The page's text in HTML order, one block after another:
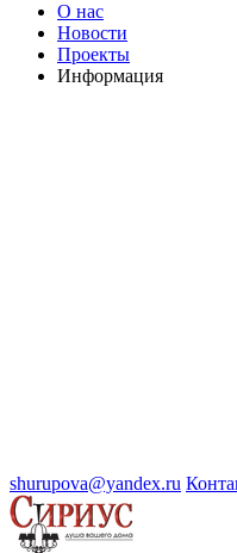
О нас
Новости
Проекты
Информация
shurupova@yandex.ru